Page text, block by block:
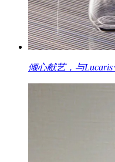
倾心献艺，与